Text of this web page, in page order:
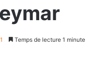
Temps de lecture 1 minute